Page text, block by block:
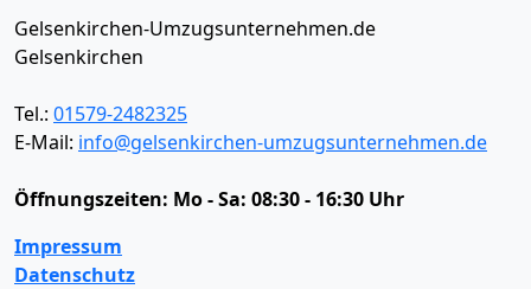
Gelsenkirchen-Umzugsunternehmen.de
Gelsenkirchen
Tel.: 01579-2482325
E-Mail: info@gelsenkirchen-umzugsunternehmen.de
Öffnungszeiten: Mo - Sa: 08:30 - 16:30 Uhr
Impressum
Datenschutz